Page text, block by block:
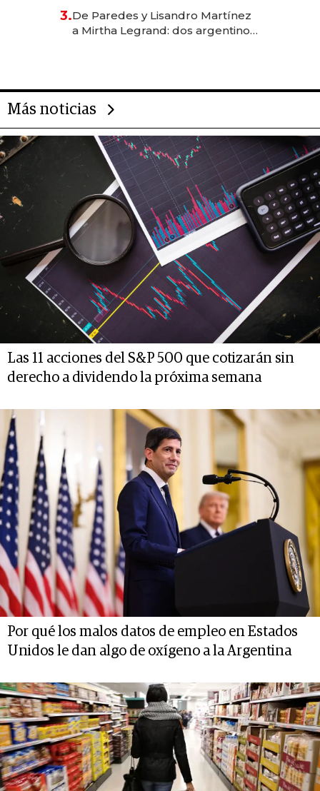
las marcas "fast premium"
3.De Paredes y Lisandro Martínez
a Mirtha Legrand: dos argentinos
Más noticias
Las 11 acciones del S&P 500 que cotizarán sin
derecho a dividendo la próxima semana
Por qué los malos datos de empleo en Estados
Unidos le dan algo de oxígeno a la Argentina